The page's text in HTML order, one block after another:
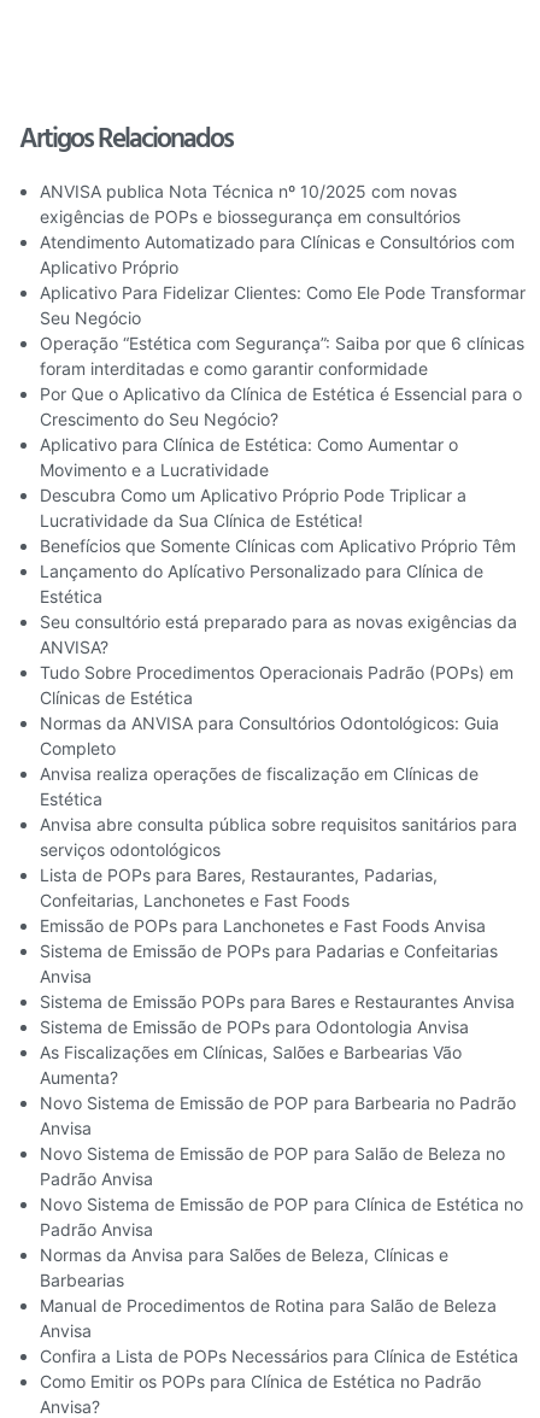
Artigos Relacionados
ANVISA publica Nota Técnica nº 10/2025 com novas
exigências de POPs e biossegurança em consultórios
Atendimento Automatizado para Clínicas e Consultórios com
Aplicativo Próprio
Aplicativo Para Fidelizar Clientes: Como Ele Pode Transformar
Seu Negócio
Operação “Estética com Segurança”: Saiba por que 6 clínicas
foram interditadas e como garantir conformidade
Por Que o Aplicativo da Clínica de Estética é Essencial para o
Crescimento do Seu Negócio?
Aplicativo para Clínica de Estética: Como Aumentar o
Movimento e a Lucratividade
Descubra Como um Aplicativo Próprio Pode Triplicar a
Lucratividade da Sua Clínica de Estética!
Benefícios que Somente Clínicas com Aplicativo Próprio Têm
Lançamento do Aplícativo Personalizado para Clínica de
Estética
Seu consultório está preparado para as novas exigências da
ANVISA?
Tudo Sobre Procedimentos Operacionais Padrão (POPs) em
Clínicas de Estética
Normas da ANVISA para Consultórios Odontológicos: Guia
Completo
Anvisa realiza operações de fiscalização em Clínicas de
Estética
Anvisa abre consulta pública sobre requisitos sanitários para
serviços odontológicos
Lista de POPs para Bares, Restaurantes, Padarias,
Confeitarias, Lanchonetes e Fast Foods
Emissão de POPs para Lanchonetes e Fast Foods Anvisa​
Sistema de Emissão de POPs para Padarias e Confeitarias
Anvisa
Sistema de Emissão POPs para Bares e Restaurantes Anvisa
Sistema de Emissão de POPs para Odontologia Anvisa
As Fiscalizações em Clínicas, Salões e Barbearias Vão
Aumenta?
Novo Sistema de Emissão de POP para Barbearia no Padrão
Anvisa
Novo Sistema de Emissão de POP para Salão de Beleza no
Padrão Anvisa
Novo Sistema de Emissão de POP para Clínica de Estética no
Padrão Anvisa
Normas da Anvisa para Salões de Beleza, Clínicas e
Barbearias
Manual de Procedimentos de Rotina para Salão de Beleza
Anvisa
Confira a Lista de POPs Necessários para Clínica de Estética
Como Emitir os POPs para Clínica de Estética no Padrão
Anvisa?​